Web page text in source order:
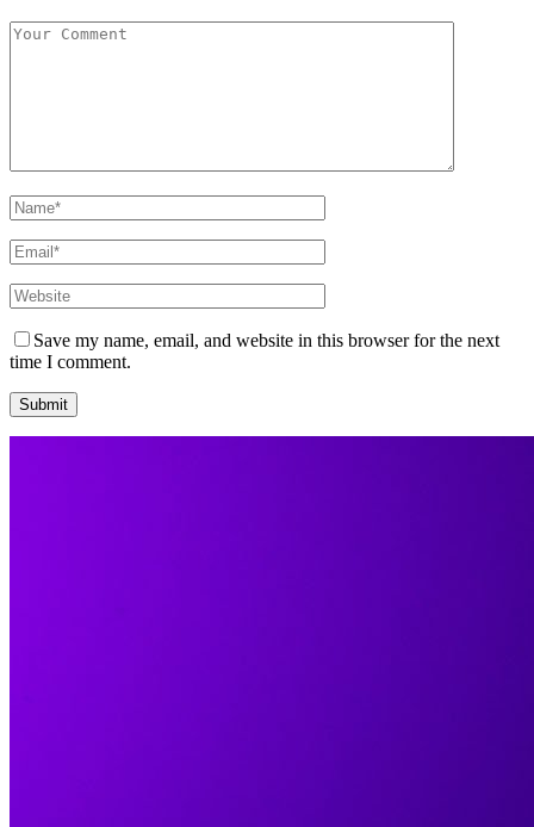
Save my name, email, and website in this browser for the next
time I comment.